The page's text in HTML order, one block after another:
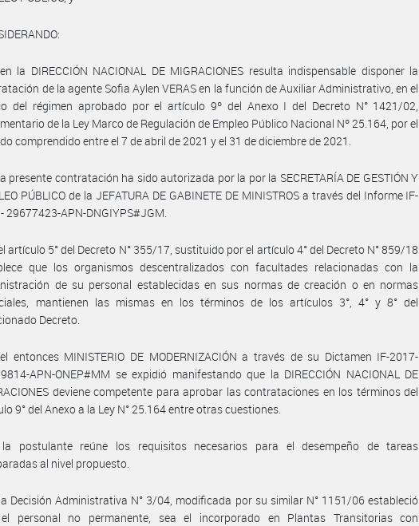
la DIRECCIÓN NACIONAL DE MIGRACIONES resulta indispensable disponer la
de la agente Sofia Aylen VERAS en la función de Auxiliar Administrativo, en el
del régimen aprobado por el artículo 9º del Anexo I del Decreto N° 1421/02,
de la Ley Marco de Regulación de Empleo Público Nacional Nº 25.164, por el
comprendido entre el 7 de abril de 2021 y el 31 de diciembre de 2021.
presente contratación ha sido autorizada por la por la SECRETARÍA DE GESTIÓN Y
PÚBLICO de la JEFATURA DE GABINETE DE MINISTROS a través del Informe IF-
29677423-APN-DNGIYPS#JGM.
artículo 5° del Decreto N° 355/17, sustituido por el artículo 4° del Decreto N° 859/18
que los organismos descentralizados con facultades relacionadas con la
de su personal establecidas en sus normas de creación o en normas
mantienen las mismas en los términos de los artículos 3°, 4° y 8° del
Decreto.
entonces MINISTERIO DE MODERNIZACIÓN a través de su Dictamen IF-2017-
APN-ONEP#MM se expidió manifestando que la DIRECCIÓN NACIONAL DE
deviene competente para aprobar las contrataciones en los términos del
9° del Anexo a la Ley N° 25.164 entre otras cuestiones.
postulante reúne los requisitos necesarios para el desempeño de tareas
al nivel propuesto.
Decisión Administrativa N° 3/04, modificada por su similar N° 1151/06 estableció
personal no permanente, sea el incorporado en Plantas Transitorias con